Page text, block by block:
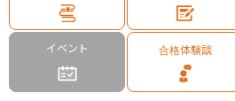
イベント 合格体験談